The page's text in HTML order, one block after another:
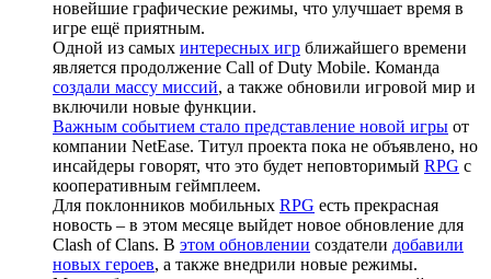
новейшие графические режимы, что улучшает время в
игре ещё приятным.
Одной из самых интересных игр ближайшего времени
является продолжение Call of Duty Mobile. Команда
создали массу миссий, а также обновили игровой мир и
включили новые функции.
Важным событием стало представление новой игры от
компании NetEase. Титул проекта пока не объявлено, но
инсайдеры говорят, что это будет неповторимый RPG с
кооперативным геймплеем.
Для поклонников мобильных RPG есть прекрасная
новость – в этом месяце выйдет новое обновление для
Clash of Clans. В этом обновлении создатели добавили
новых героев, а также внедрили новые режимы.